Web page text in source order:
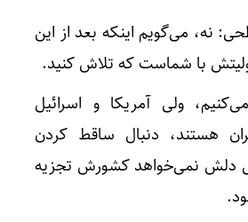
نه، می‌گویم اینکه بعد از این
با شماست که تلاش کنید.
ولی آمریکا و اسرائیل
هستند، دنبال ساقط کردن
دلش نمی‌خواهد کشورش تجزیه